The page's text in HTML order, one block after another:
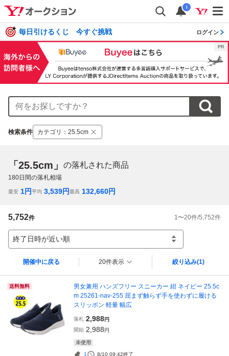
i
毎日引けるくじ 今すぐ挑戦 ログイン
検索条件 カテゴリ ： 25.5cm
「25.5cm」 の落札された商品
180日間の落札相場
最安 1円平均 3,539円最高 132,660円
5,752件 1 〜20件/5,752件
終了日時が近い順
開催中に戻る 20件表示 絞り込み(1)
送料無料
男女兼用 ハンズフリー スニーカー 紺 ネイビー 25.5c
m 25261-nav-255 屈まず触らず手を使わずに履ける
スリッポン 軽量 幅広
落札 2,988円
開始 2,988円
未使用
1 8/10 09:42終了